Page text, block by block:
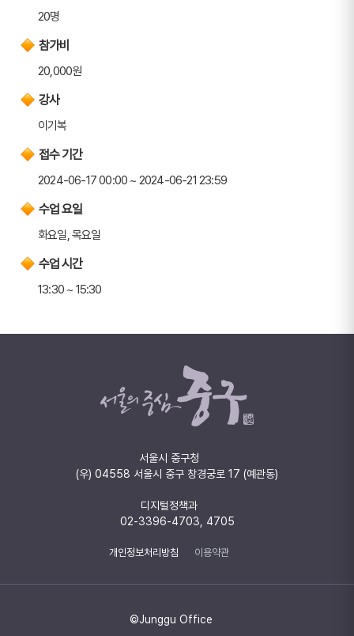
20명
참가비
20,000원
강사
이기복
접수 기간
2024-06-17 00:00 ~ 2024-06-21 23:59
수업 요일
화요일, 목요일
수업 시간
13:30 ~ 15:30
서울시 중구청
(우) 04558 서울시 중구 창경궁로 17 (예관동)
디지털정책과
02-3396-4703, 4705
개인정보처리방침 이용약관
©Junggu Office